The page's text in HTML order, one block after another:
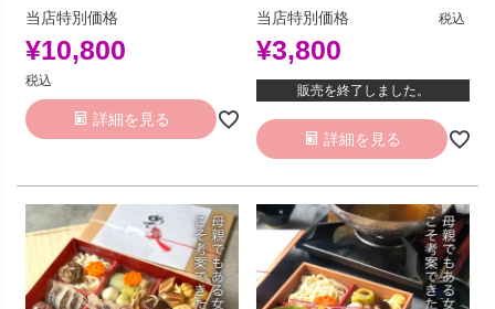
当店特別価格
¥10,800
税込
詳細を見る
当店特別価格
¥3,800
税込
販売を終了しました。
詳細を見る